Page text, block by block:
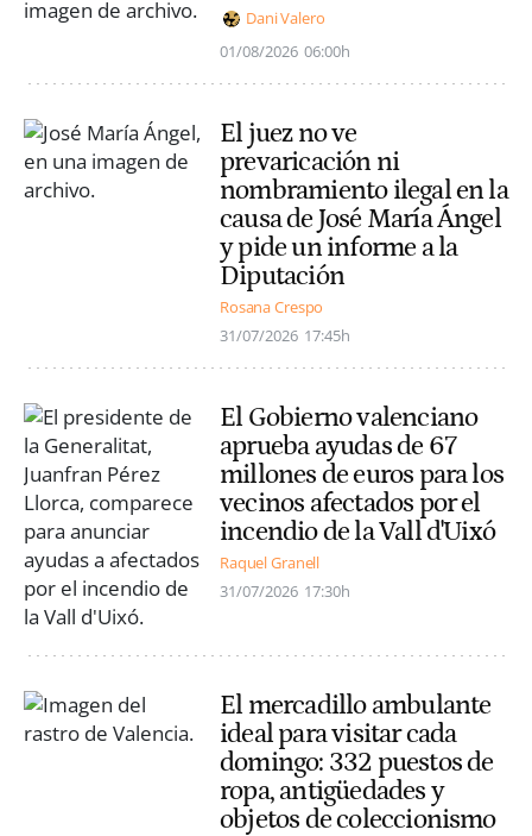
Dani Valero
01/08/2026 06:00h
El juez no ve
prevaricación ni
nombramiento ilegal en la
causa de José María Ángel
y pide un informe a la
Diputación
Rosana Crespo
31/07/2026 17:45h
El Gobierno valenciano
aprueba ayudas de 67
millones de euros para los
vecinos afectados por el
incendio de la Vall d'Uixó
Raquel Granell
31/07/2026 17:30h
El mercadillo ambulante
ideal para visitar cada
domingo: 332 puestos de
ropa, antigüedades y
objetos de coleccionismo